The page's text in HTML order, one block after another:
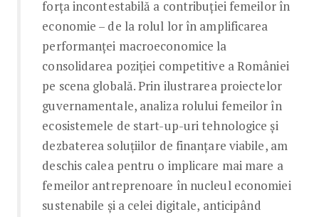
forța incontestabilă a contribuției femeilor în
economie – de la rolul lor în amplificarea
performanței macroeconomice la
consolidarea poziției competitive a României
pe scena globală. Prin ilustrarea proiectelor
guvernamentale, analiza rolului femeilor în
ecosistemele de start-up-uri tehnologice și
dezbaterea soluțiilor de finanțare viabile, am
deschis calea pentru o implicare mai mare a
femeilor antreprenoare în nucleul economiei
sustenabile și a celei digitale, anticipând